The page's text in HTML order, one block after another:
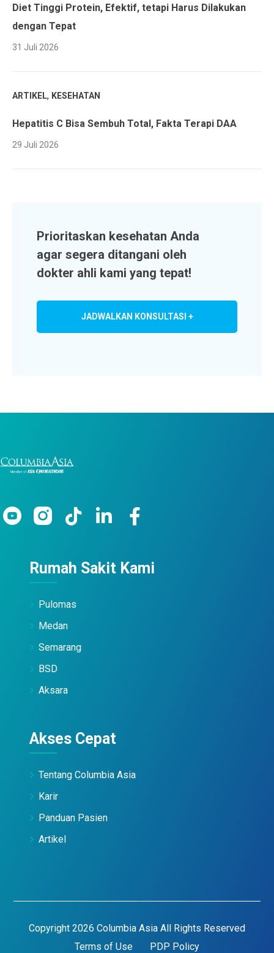
Diet Tinggi Protein, Efektif, tetapi Harus Dilakukan
dengan Tepat
31 Juli 2026
ARTIKEL, KESEHATAN
Hepatitis C Bisa Sembuh Total, Fakta Terapi DAA
29 Juli 2026
Prioritaskan kesehatan Anda
agar segera ditangani oleh
dokter ahli kami yang tepat!
JADWALKAN KONSULTASI +
Rumah Sakit Kami
Pulomas
Medan
Semarang
BSD
Aksara
Akses Cepat
Tentang Columbia Asia
Karir
Panduan Pasien
Artikel
Copyright 2026 Columbia Asia All Rights Reserved
Terms of Use
PDP Policy